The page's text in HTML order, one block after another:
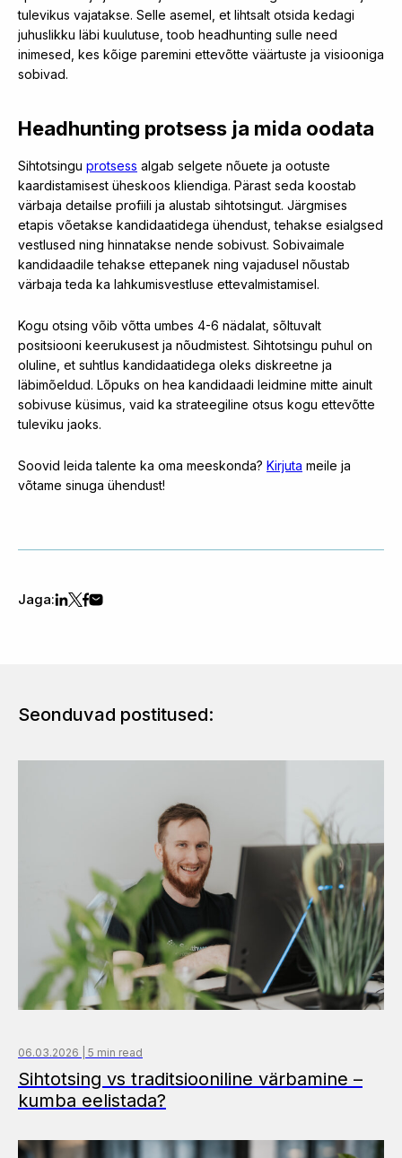
tulevikus vajatakse. Selle asemel, et lihtsalt otsida kedagi
juhuslikku läbi kuulutuse, toob headhunting sulle need
inimesed, kes kõige paremini ettevõtte väärtuste ja visiooniga
sobivad.
Headhunting protsess ja mida oodata
Sihtotsingu protsess algab selgete nõuete ja ootuste
kaardistamisest üheskoos kliendiga. Pärast seda koostab
värbaja detailse profiili ja alustab sihtotsingut. Järgmises
etapis võetakse kandidaatidega ühendust, tehakse esialgsed
vestlused ning hinnatakse nende sobivust. Sobivaimale
kandidaadile tehakse ettepanek ning vajadusel nõustab
värbaja teda ka lahkumisvestluse ettevalmistamisel.
Kogu otsing võib võtta umbes 4-6 nädalat, sõltuvalt
positsiooni keerukusest ja nõudmistest. Sihtotsingu puhul on
oluline, et suhtlus kandidaatidega oleks diskreetne ja
läbimõeldud. Lõpuks on hea kandidaadi leidmine mitte ainult
sobivuse küsimus, vaid ka strateegiline otsus kogu ettevõtte
tuleviku jaoks.
Soovid leida talente ka oma meeskonda? Kirjuta meile ja
võtame sinuga ühendust!
Jaga:
Seonduvad postitused:
06.03.2026 | 5 min read
Sihtotsing vs traditsiooniline värbamine –
kumba eelistada?